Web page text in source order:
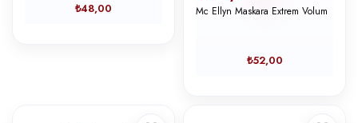
₺48,00 Mc Ellyn Maskara Extrem Volum
₺52,00